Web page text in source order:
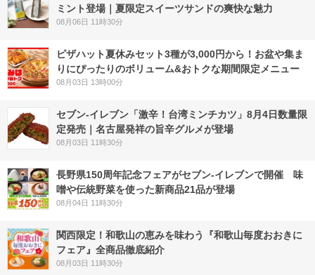
ミント登場｜夏限定スイーツサンドの爽快な魅力
08月06日 11時30分
ピザハット夏休みセット3種が3,000円から！お盆や集ま
りにぴったりのボリューム&おトクな期間限定メニュー
08月03日 13時00分
セブン-イレブン「激辛！台湾ミンチカツ」8月4日数量限
定発売｜名古屋発祥の旨辛グルメが登場
08月03日 11時30分
長野県150周年記念フェアがセブン-イレブンで開催 味
噌や伝統野菜を使った新商品21品が登場
08月04日 11時30分
関西限定！和歌山の恵みを味わう『和歌山毎度おおきに
フェア』全商品徹底紹介
08月03日 11時30分